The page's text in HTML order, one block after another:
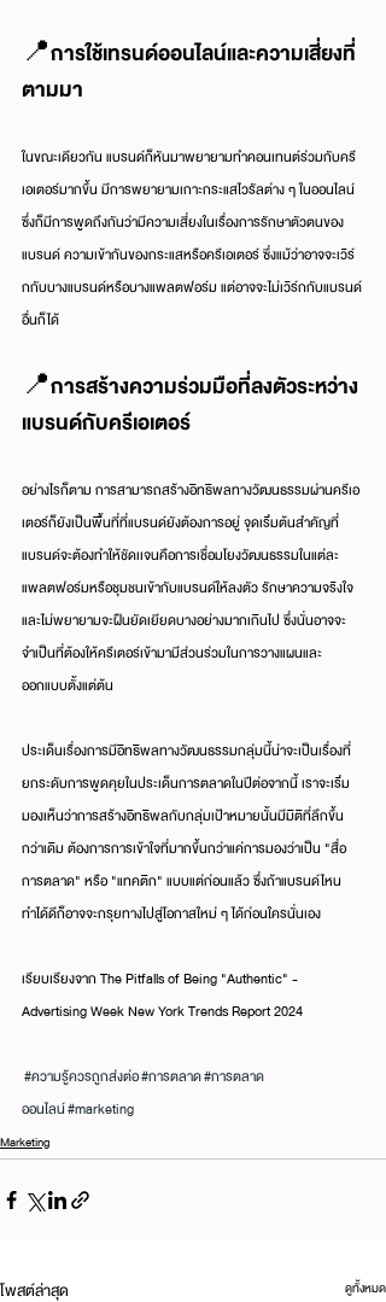
📍การใช้เทรนด์ออนไลน์และความเสี่ยงที่
ตามมา
ในขณะเดียวกัน แบรนด์ก็หันมาพยายามทำคอนเทนต์ร่วมกับครี
เอเตอร์มากขึ้น มีการพยายามเกาะกระแสไวรัลต่าง ๆ ในออนไลน์
ซึ่งก็มีการพูดถึงกันว่ามีความเสี่ยงในเรื่องการรักษาตัวตนของ
แบรนด์ ความเข้ากันของกระแสหรือครีเอเตอร์ ซึ่งแม้ว่าอาจจะเวิร์
กกับบางแบรนด์หรือบางแพลตฟอร์ม แต่อาจจะไม่เวิร์กกับแบรนด์
อื่นก็ได้
📍การสร้างความร่วมมือที่ลงตัวระหว่าง
แบรนด์กับครีเอเตอร์
อย่างไรก็ตาม การสามารถสร้างอิทธิพลทางวัฒนธรรมผ่านครีเอ
เตอร์ก็ยังเป็นพื้นที่ที่แบรนด์ยังต้องการอยู่ จุดเริ่มต้นสำคัญที่
แบรนด์จะต้องทำให้ชัดเเจนคือการเชื่อมโยงวัฒนธรรมในแต่ละ
แพลตฟอร์มหรือชุมชนเข้ากับแบรนด์ให้ลงตัว รักษาความจริงใจ
และไม่พยายามจะฝืนยัดเยียดบางอย่างมากเกินไป ซึ่งนั่นอาจจะ
จำเป็นที่ต้องให้ครีเตอร์เข้ามามีส่วนร่วมในการวางแผนและ
ออกแบบตั้งแต่ต้น
ประเด็นเรื่องการมีอิทธิพลทางวัฒนธรรมกลุ่มนี้น่าจะเป็นเรื่องที่
ยกระดับการพูดคุยในประเด็นการตลาดในปีต่อจากนี้ เราจะเริ่ม
มองเห็นว่าการสร้างอิทธิพลกับกลุ่มเป้าหมายนั้นมีมิติที่ลึกขึ้น
กว่าเดิม ต้องการการเข้าใจที่มากขึ้นกว่าแค่การมองว่าเป็น "สื่อ
การตลาด" หรือ "แทคติก" แบบแต่ก่อนแล้ว ซึ่งถ้าแบรนด์ไหน
ทำได้ดีก็อาจจะกรุยทางไปสู่โอกาสใหม่ ๆ ได้ก่อนใครนั่นเอง
เรียบเรียงจาก The Pitfalls of Being "Authentic" -
Advertising Week New York Trends Report 2024
#ความรู้ควรถูกส่งต่อ#การตลาด#การตลาด
ออนไลน#marketing
Marketing
โพสต์ล่าสุด ดูทั้งหมด